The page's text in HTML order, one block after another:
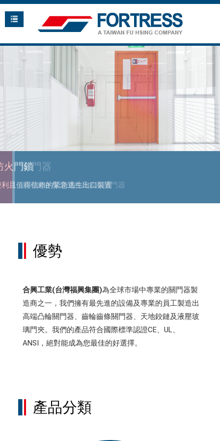
關門器
適用於各種環境的高效能關門器
防火門鎖
便利且值得信賴的緊急逃生出口裝置
地鉸鏈
適用於多種場所的全面性產品
優勢
合興工業(台灣福興集團)為全球市場中專業的關門器製
造商之一，我們擁有最先進的設備及專業的員工製造出
高端凸輪關門器、齒輪齒條關門器、天地鉸鏈及液壓玻
璃門夾。我們的產品符合國際標準認證CE、UL、
ANSI，絕對能成為您最佳的好選擇。
產品分類